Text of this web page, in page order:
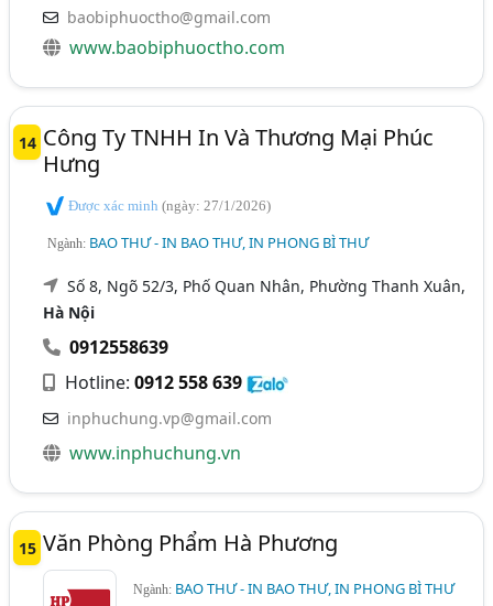
baobiphuoctho@gmail.com
www.baobiphuoctho.com
14 Công Ty TNHH In Và Thương Mại Phúc
Hưng
Được xác minh(ngày: 27/1/2026)
Ngành: BAO THƯ - IN BAO THƯ, IN PHONG BÌ THƯ
Số 8, Ngõ 52/3, Phố Quan Nhân, Phường Thanh Xuân,
Hà Nội
0912558639
Hotline:0912 558 639
inphuchung.vp@gmail.com
www.inphuchung.vn
15 Văn Phòng Phẩm Hà Phương
Ngành: BAO THƯ - IN BAO THƯ, IN PHONG BÌ THƯ